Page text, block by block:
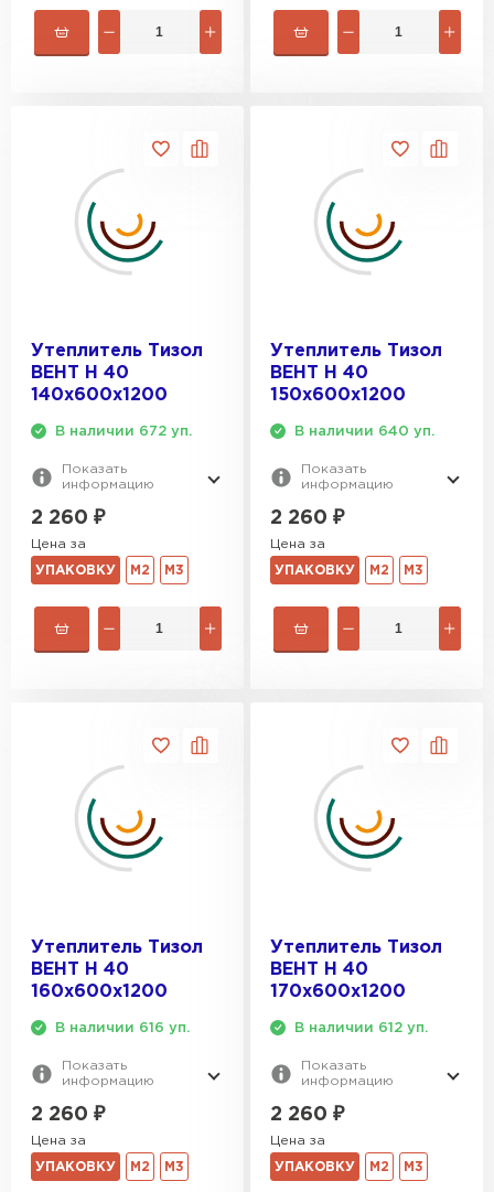
Утеплитель Тизол
ВЕНТ Н 40
140х600х1200
В наличии 672 уп.
Показать
информацию
2 260 ₽
Цена за
УПАКОВКУ М2 М3
Утеплитель Тизол
ВЕНТ Н 40
150х600х1200
В наличии 640 уп.
Показать
информацию
2 260 ₽
Цена за
УПАКОВКУ М2 М3
Утеплитель Тизол
ВЕНТ Н 40
160х600х1200
В наличии 616 уп.
Показать
информацию
2 260 ₽
Цена за
УПАКОВКУ М2 М3
Утеплитель Тизол
ВЕНТ Н 40
170х600х1200
В наличии 612 уп.
Показать
информацию
2 260 ₽
Цена за
УПАКОВКУ М2 М3